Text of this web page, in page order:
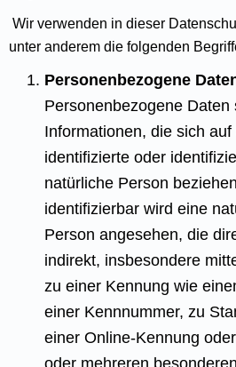
Wir verwenden in dieser
unter anderem die folgenden
Personenbezogene
Personenbezogene Daten
Informationen, die sich auf
identifizierte oder
natürliche Person
identifizierbar wird eine
Person angesehen, die
indirekt, insbesondere
zu einer Kennung wie
einer Kennnummer, zu
einer Online-Kennung
oder mehreren